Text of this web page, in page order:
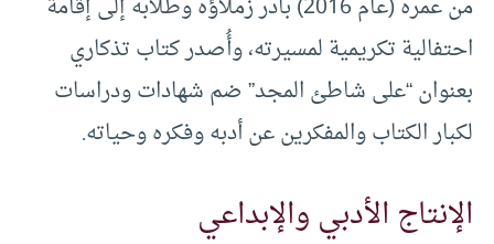
احتفالية تكريمية لمسيرته، وأُصدر كتاب تذكاري
بعنوان “على شاطئ المجد” ضم شهادات ودراسات
لكبار الكتاب والمفكرين عن أدبه وفكره وحياته.
الإنتاج الأدبي والإبداعي